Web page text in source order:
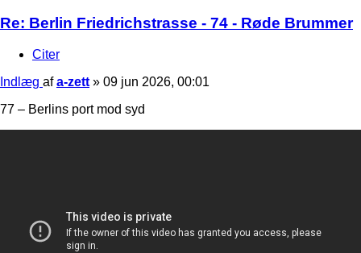
Re: Berlin Friedrichstrasse - 74 - Røde Brummer
Citer
Indlæg afa-zett » 09 jun 2026, 00:01
77 – Berlins port mod syd